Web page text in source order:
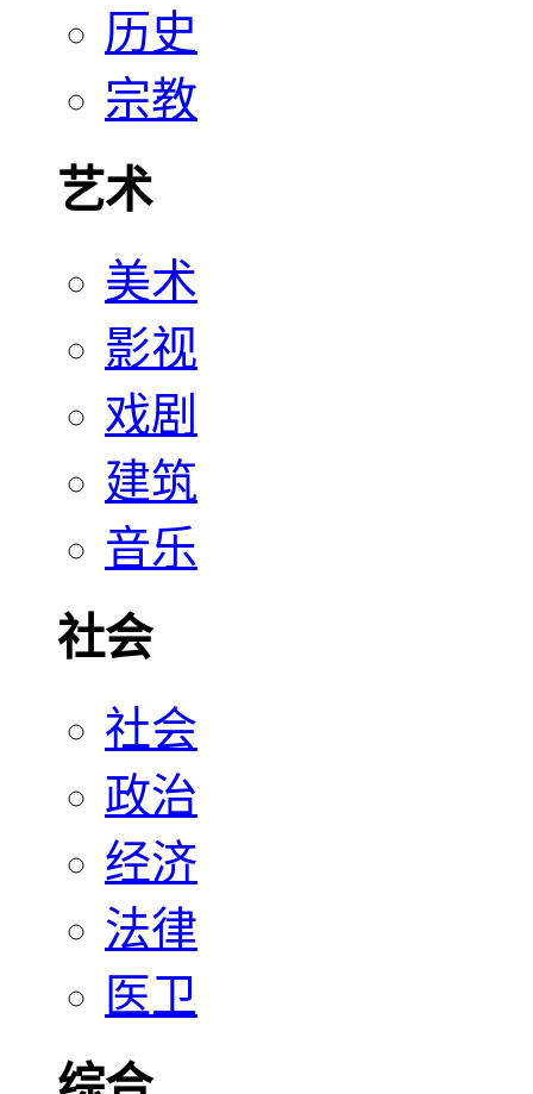
历史
宗教
艺术
美术
影视
戏剧
建筑
音乐
社会
社会
政治
经济
法律
医卫